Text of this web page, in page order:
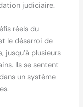
judiciaire.
réels du
le désarroi de
jusqu’à plusieurs
Ils se sentent
un système